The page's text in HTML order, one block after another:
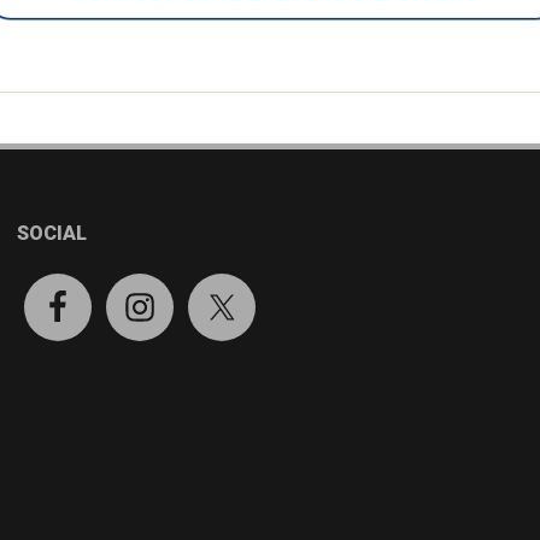
SOCIAL